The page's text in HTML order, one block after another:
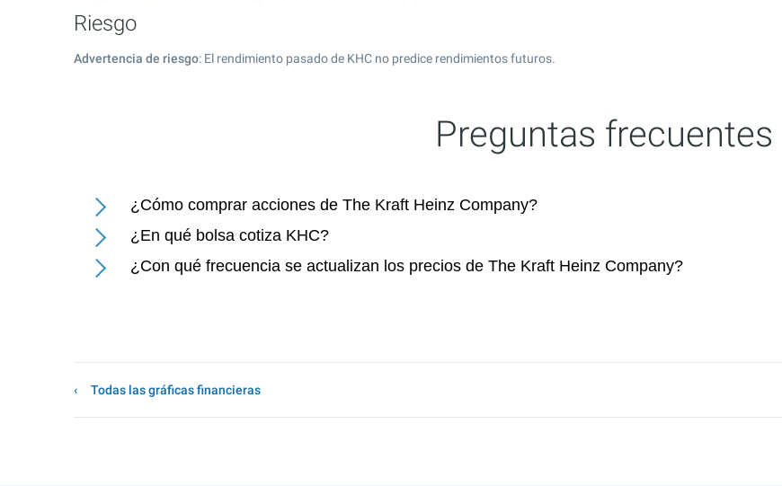
Riesgo
Advertencia de riesgo: El rendimiento pasado de KHC no predice rendimientos futuros.
Preguntas frecuentes
¿Cómo comprar acciones de The Kraft Heinz Company?
¿En qué bolsa cotiza KHC?
¿Con qué frecuencia se actualizan los precios de The Kraft Heinz Company?
Todas las gráficas financieras